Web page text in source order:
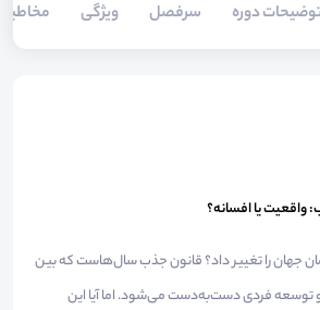
توضیحات دوره سرفصل ویژگی
یا افسانه؟
جهان را تغییر داد؟ قانون جذب سال‌هاست که بین
توسعه فردی دست‌به‌دست می‌شود. اما آیا این